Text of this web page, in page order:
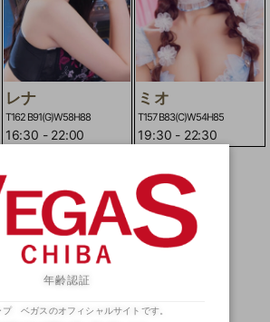
レナ
T162 B91(G)W58H88
16:30 - 22:00
ミオ
T157 B83(C)W54H85
19:30 - 22:30
年齢認証
プ ベガスのオフィシャルサイトです。